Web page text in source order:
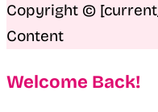
Copyright ©
Content
Welcome Back!